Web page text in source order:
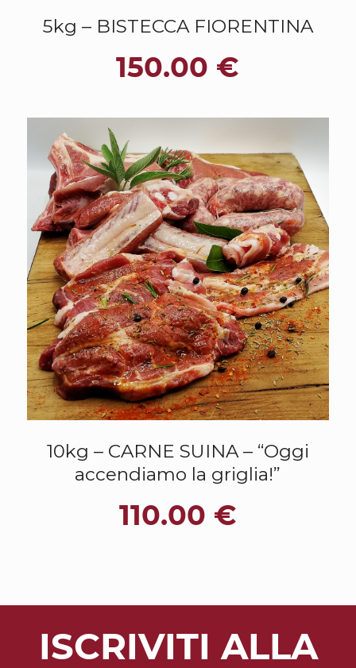
5kg – BISTECCA FIORENTINA
150.00 €
10kg – CARNE SUINA – “Oggi
accendiamo la griglia!”
110.00 €
ISCRIVITI ALLA